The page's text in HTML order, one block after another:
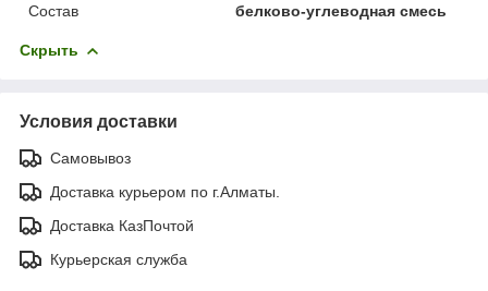
Состав
белково-углеводная смесь
Скрыть
Условия доставки
Самовывоз
Доставка курьером по г.Алматы.
Доставка КазПочтой
Курьерская служба